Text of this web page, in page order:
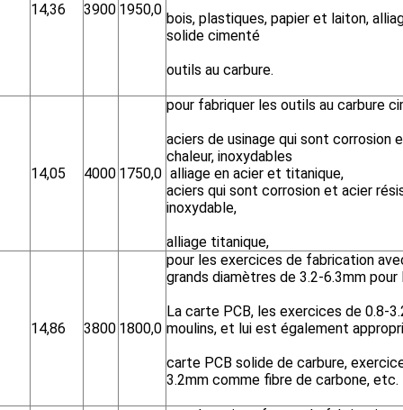
14,36 3900 1950,0
bois, plastiques, papier et laiton,
solide cimenté
outils au carbure.
14,05 4000 1750,0
pour fabriquer les outils au carbure
aciers de usinage qui sont corrosion
chaleur, inoxydables
alliage en acier et titanique,
aciers qui sont corrosion et acier
inoxydable,
alliage titanique,
14,86 3800 1800,0
pour les exercices de fabrication
grands diamètres de 3.2-6.3mm pour
La carte PCB, les exercices de 0.8-
moulins, et lui est également
carte PCB solide de carbure,
3.2mm comme fibre de carbone, etc.